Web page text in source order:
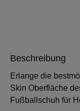
Beschreibung
Erlange die
Skin Oberfläche
Fußballschuh für